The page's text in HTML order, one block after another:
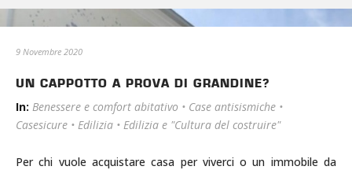
9 Novembre 2020
UN CAPPOTTO A PROVA DI GRANDINE?
In: Benessere e comfort abitativo • Case antisismiche •
Casesicure • Edilizia • Edilizia e "Cultura del costruire"
Per chi vuole acquistare casa per viverci o un immobile da